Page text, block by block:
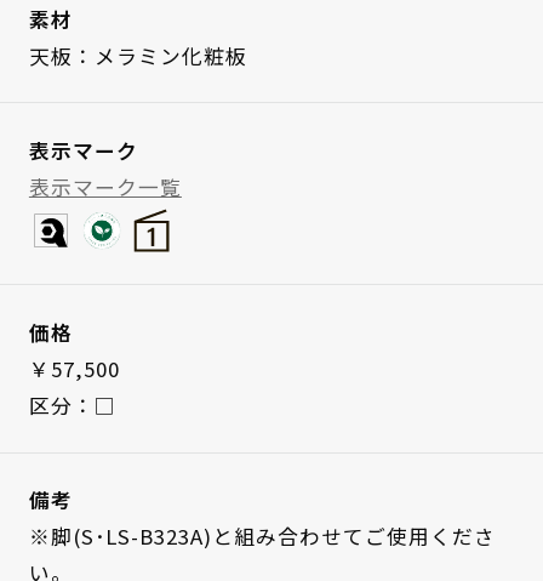
素材
天板：メラミン化粧板
表示マーク
表示マーク一覧
価格
￥57,500
区分：□
備考
※脚(S･LS-B323A)と組み合わせてご使用くださ
い。